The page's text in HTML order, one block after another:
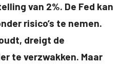
van 2%. De Fed kan
risico’s te nemen.
dreigt de
te verzwakken. Maar